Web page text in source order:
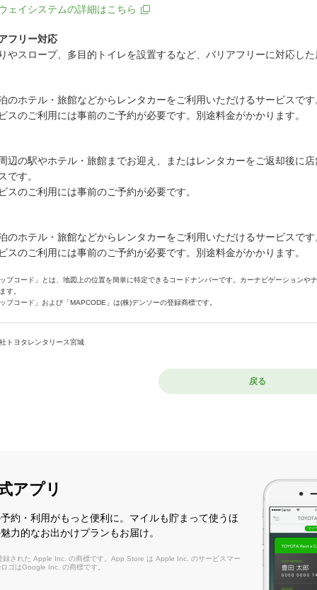
ェイシステムの詳細はこちら
フリー対応
やスロープ、多目的トイレを設置するなど、バリアフリーに対応した
のホテル・旅館などからレンタカーをご利用いただけるサービスです
スのご利用には事前のご予約が必要です。別途料金がかかります。
辺の駅やホテル・旅館までお迎え、またはレンタカーをご返却後に
です。
スのご利用には事前のご予約が必要です。
のホテル・旅館などからレンタカーをご利用いただけるサービスです
スのご利用には事前のご予約が必要です。別途料金がかかります。
プコード」とは、地図上の位置を簡単に特定できるコードナンバーです。カーナビゲーションや
す。
プコード」および「MAPCODE」は(株)デンソーの登録商標です。
トヨタレンタリース宮城
戻る
アプリ
約・利用がもっと便利に。マイルも貯まって使うほ
力的なお出かけプランもお届け。
された Apple Inc. の商標です。App Store は Apple Inc. のサービスマー
ゴはGoogle Inc. の商標です。